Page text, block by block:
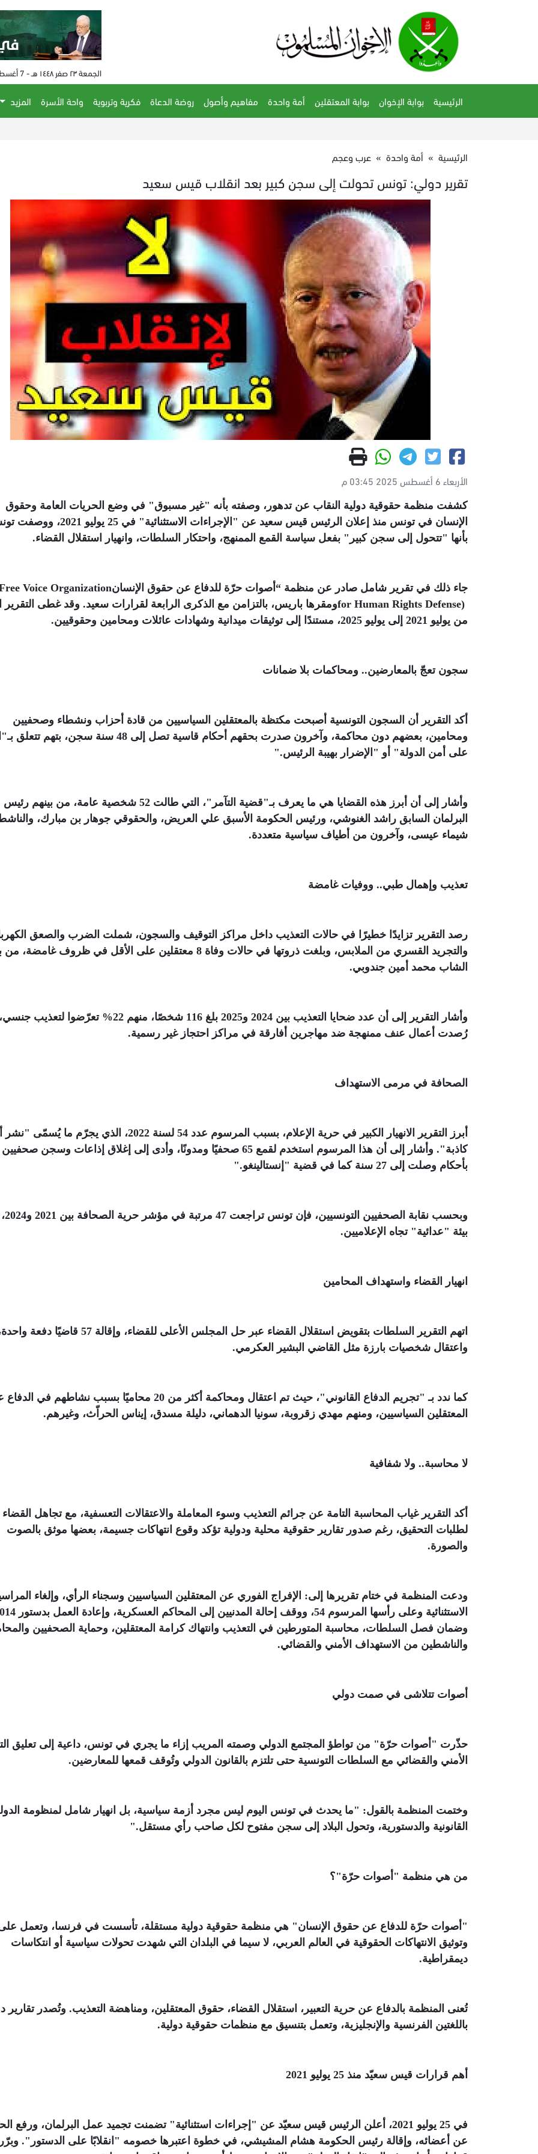
الجمعة ٢٣ صفر ١٤٤٨ هـ - 7 أغسطس 2026 م - الساعة 07:50 م
الرئيسية بوابة الإخوان بوابة المعتقلين أمة واحدة مفاهيم وأصول روضة الدعاة فكرية وتربوية واحة الأسرة
المزيد
الرئيسية » أمة واحدة » عرب وعجم
تقرير دولي: تونس تحولت إلى سجن كبير بعد انقلاب قيس سعيد
الأربعاء 6 أغسطس 2025 03:45 م
كشفت منظمة حقوقية دولية النقاب عن تدهور، وصفته بأنه "غير مسبوق" في وضع الحريات العامة وحقوق
الإنسان في تونس منذ إعلان الرئيس قيس سعيد عن "الإجراءات الاستثنائية" في 25 يوليو
بأنها "تتحول إلى سجن كبير" بفعل سياسة القمع الممنهج، واحتكار السلطات، وانهيار استقلال القضاء.
جاء ذلك في تقرير شامل صادر عن منظمة “أصوات حرّة للدفاع عن حقوق الإنسانVoice Organization
for Human Rights Defense)ومقرها باريس، بالتزامن مع الذكرى الرابعة لقرارات سعيد. وقد غطى التقرير
من يوليو 2021 إلى يوليو 2025، مستندًا إلى توثيقات ميدانية وشهادات عائلات ومحامين وحقوقيين
.
سجون تعجّ بالمعارضين.. ومحاكمات بلا ضمانات
أكد التقرير أن السجون التونسية أصبحت مكتظة بالمعتقلين السياسيين من قادة أحزاب ونشطاء وصحفيين
ومحامين، بعضهم دون محاكمة، وآخرون صدرت بحقهم أحكام قاسية تصل إلى 48 سنة سجن،
على أمن الدولة" أو "الإضرار بهيبة الرئيس".
وأشار إلى أن أبرز هذه القضايا هي ما يعرف بـ"قضية التآمر"، التي طالت 52 شخصية عامة، من بينهم رئيس
البرلمان السابق راشد الغنوشي، ورئيس الحكومة الأسبق علي العريض، والحقوقي جوهار بن مبارك،
شيماء عيسى، وآخرون من أطياف سياسية متعددة.
تعذيب وإهمال طبي.. ووفيات غامضة
رصد التقرير تزايدًا خطيرًا في حالات التعذيب داخل مراكز التوقيف والسجون، شملت الضرب والصعق
والتجريد القسري من الملابس، وبلغت ذروتها في حالات وفاة 8 معتقلين على الأقل في ظروف
الشاب محمد أمين جندوبي.
وأشار التقرير إلى أن عدد ضحايا التعذيب بين 2024 و2025 بلغ 116 شخصًا، منهم 22% تعرّضوا
رُصدت أعمال عنف ممنهجة ضد مهاجرين أفارقة في مراكز احتجاز غير رسمية.
الصحافة في مرمى الاستهداف
أبرز التقرير الانهيار الكبير في حرية الإعلام، بسبب المرسوم عدد 54 لسنة 2022، الذي يجرّم ما
كاذبة". وأشار إلى أن هذا المرسوم استخدم لقمع 65 صحفيًا ومدونًا، وأدى إلى إغلاق إذاعات وسجن صحفيين
بأحكام وصلت إلى 27 سنة كما في قضية "إنستالينغو
".
وبحسب
بيئة "عدائية" تجاه الإعلاميين.
انهيار القضاء واستهداف المحامين
اتهم التقرير السلطات بتقويض استقلال القضاء عبر حل المجلس الأعلى للقضاء، وإقالة 57 قاضيًا دفعة
واعتقال شخصيات بارزة مثل القاضي البشير العكرمي.
كما ندد بـ "تجريم الدفاع القانوني"، حيث تم اعتقال ومحاكمة أكثر من 20 محاميًا بسبب نشاطهم في
المعتقلين السياسيين، ومنهم مهدي زقروبة، سونيا الدهماني، دليلة مسدق، إيناس الحراّث، وغيرهم.
لا محاسبة.. ولا شفافية
أكد التقرير غياب المحاسبة التامة عن جرائم التعذيب وسوء المعاملة والاعتقالات التعسفية، مع تجاهل القضاء
لطلبات التحقيق، رغم صدور تقارير حقوقية محلية ودولية تؤكد وقوع انتهاكات جسيمة، بعضها موثق بالصوت
والصورة.
ودعت المنظمة في ختام تقريرها إلى: الإفراج الفوري عن المعتقلين السياسيين وسجناء الرأي، وإلغاء
الاستثنائية وعلى رأسها المرسوم 54، ووقف إحالة المدنيين إلى
وضمان فصل السلطات، محاسبة المتورطين في التعذيب وانتهاك كرامة المعتقلين، وحماية الصحفيين
والناشطين من الاستهداف الأمني والقضائي.
أصوات تتلاشى في صمت دولي
حذّرت "أصوات حرّة" من تواطؤ المجتمع الدولي وصمته المريب إزاء ما يجري في تونس، داعية إلى تعليق
الأمني والقضائي مع السلطات التونسية حتى تلتزم بالقانون الدولي وتُوقف قمعها للمعارضين.
وختمت المنظمة بالقول: "ما يحدث في تونس اليوم ليس مجرد أزمة سياسية، بل انهيار شامل لمنظومة
القانونية والدستورية، وتحول البلاد إلى سجن مفتوح لكل صاحب رأي مستقل".
من هي منظمة "أصوات حرّة"؟
" أصوات حرّة للدفاع عن حقوق الإنسان" هي منظمة حقوقية دولية مستقلة، تأسست في فرنسا، وتعمل
وتوثيق الانتهاكات الحقوقية في العالم العربي، لا سيما في البلدان التي شهدت تحولات سياسية أو انتكاسات
ديمقراطية.
تُعنى المنظمة بالدفاع عن حرية التعبير، استقلال القضاء، حقوق المعتقلين، ومناهضة التعذيب. وتُصدر تقارير
باللغتين الفرنسية والإنجليزية، وتعمل بتنسيق مع منظمات حقوقية دولية.
أهم قرارات قيس سعيّد منذ 25 يوليو 2021
في 25 يوليو 2021، أعلن الرئيس قيس سعيّد عن "إجراءات استثنائية" تضمنت تجميد عمل البرلمان، ورفع
عن أعضائه، وإقالة رئيس الحكومة هشام المشيشي، في خطوة اعتبرها خصومه "انقلابًا على الدستور".